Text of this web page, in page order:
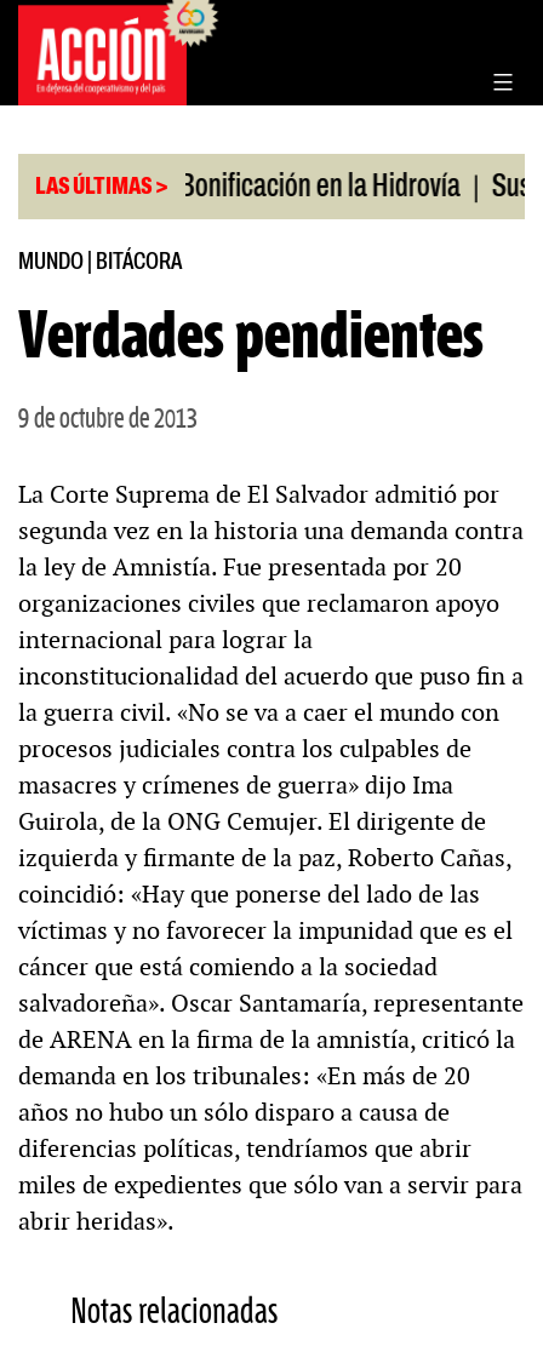
Saltar
contenido
LAS ÚLTIMAS >
en julio | Bonificación en la Hidrovía |
MUNDO BITÁCORA
Verdades pendientes
9 de octubre de 2013
La Corte Suprema de El Salvador admitió por
segunda vez en la historia una demanda contra
la ley de Amnistía. Fue presentada por 20
organizaciones civiles que reclamaron apoyo
internacional para lograr la
inconstitucionalidad del acuerdo que puso fin a
la guerra civil. «No se va a caer el mundo con
procesos judiciales contra los culpables de
masacres y crímenes de guerra» dijo Ima
Guirola, de la ONG Cemujer. El dirigente de
izquierda y firmante de la paz, Roberto Cañas,
coincidió: «Hay que ponerse del lado de las
víctimas y no favorecer la impunidad que es el
cáncer que está comiendo a la sociedad
salvadoreña». Oscar Santamaría, representante
de ARENA en la firma de la amnistía, criticó la
demanda en los tribunales: «En más de 20
años no hubo un sólo disparo a causa de
diferencias políticas, tendríamos que abrir
miles de expedientes que sólo van a servir para
abrir heridas».
Notas relacionadas